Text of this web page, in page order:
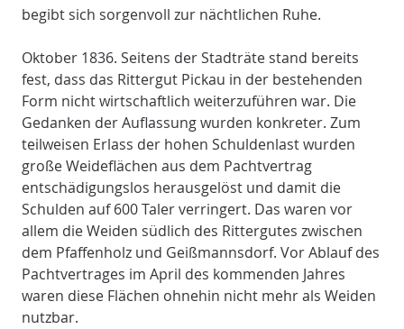
begibt sich sorgenvoll zur nächtlichen Ruhe.
Oktober 1836. Seitens der Stadträte stand bereits
fest, dass das Rittergut Pickau in der bestehenden
Form nicht wirtschaftlich weiterzuführen war. Die
Gedanken der Auflassung wurden konkreter. Zum
teilweisen Erlass der hohen Schuldenlast wurden
große Weideflächen aus dem Pachtvertrag
entschädigungslos herausgelöst und damit die
Schulden auf 600 Taler verringert. Das waren vor
allem die Weiden südlich des Rittergutes zwischen
dem Pfaffenholz und Geißmannsdorf. Vor Ablauf des
Pachtvertrages im April des kommenden Jahres
waren diese Flächen ohnehin nicht mehr als Weiden
nutzbar.